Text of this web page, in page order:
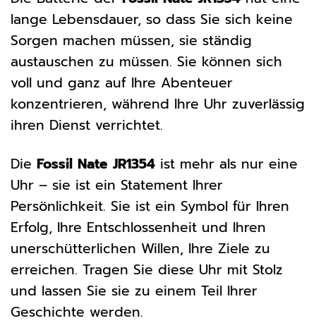
lange Lebensdauer, so dass Sie sich keine
Sorgen machen müssen, sie ständig
austauschen zu müssen. Sie können sich
voll und ganz auf Ihre Abenteuer
konzentrieren, während Ihre Uhr zuverlässig
ihren Dienst verrichtet.
Die Fossil Nate JR1354 ist mehr als nur eine
Uhr – sie ist ein Statement Ihrer
Persönlichkeit. Sie ist ein Symbol für Ihren
Erfolg, Ihre Entschlossenheit und Ihren
unerschütterlichen Willen, Ihre Ziele zu
erreichen. Tragen Sie diese Uhr mit Stolz
und lassen Sie sie zu einem Teil Ihrer
Geschichte werden.